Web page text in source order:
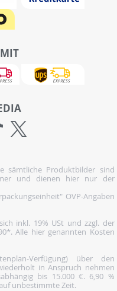
sämtliche Produktbilder sind
und dienen hier nur der
OVP-Angaben
inkl. 19% USt und zzgl. der
Alle hier genannten Kosten
Verfügung) über den
in Anspruch nehmen
bis 15.000 €. 6,90 %
unbestimmte Zeit.